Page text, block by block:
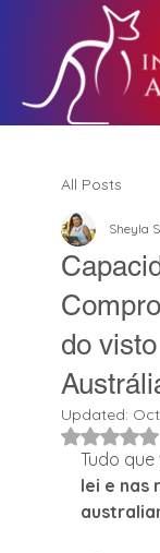
All Posts
do
Sheyla
Updated:
Rated
Tudo
lei e nas